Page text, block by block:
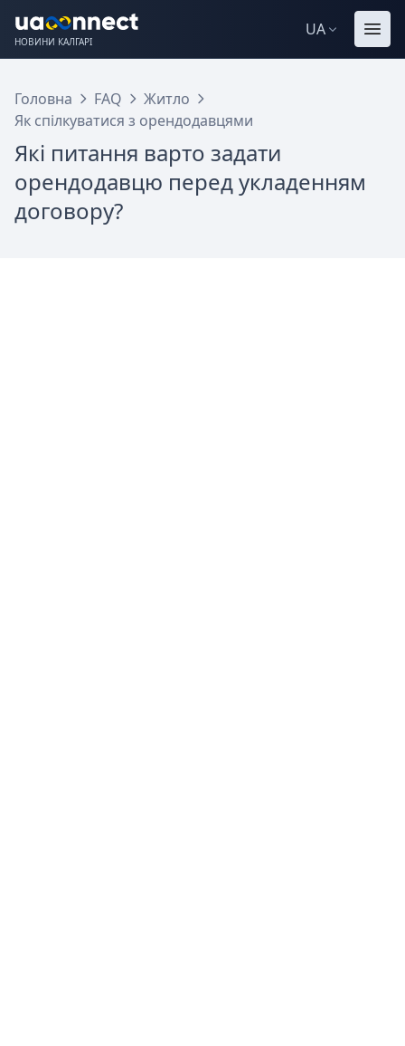
НОВИНИ КАЛГАРІ
UA
Головна FAQ
Житло
Як спілкуватися з орендодавцями
Які питання варто задати
орендодавцю перед укладенням
договору?